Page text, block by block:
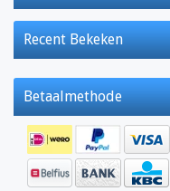
Recent Bekeken
Betaalmethode